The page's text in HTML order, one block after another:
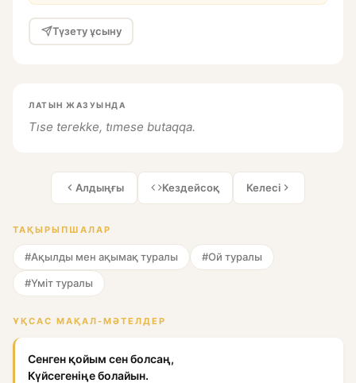
Түзету ұсыну
ЛАТЫН ЖАЗУЫНДА
Tıse terekke, tımese butaqqa.
Алдыңғы Кездейсоқ Келесі
ТАҚЫРЫПШАЛАР
#Ақылды мен ақымақ туралы #Ой туралы
#Үміт туралы
ҰҚСАС МАҚАЛ-МӘТЕЛДЕР
Сенген қойым сен болсаң,
Күйсегеніңе болайын.